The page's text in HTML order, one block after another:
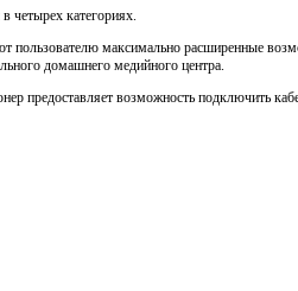
четырех категориях.
пользователю максимально расширенные
домашнего медийного центра.
предоставляет возможность подключить